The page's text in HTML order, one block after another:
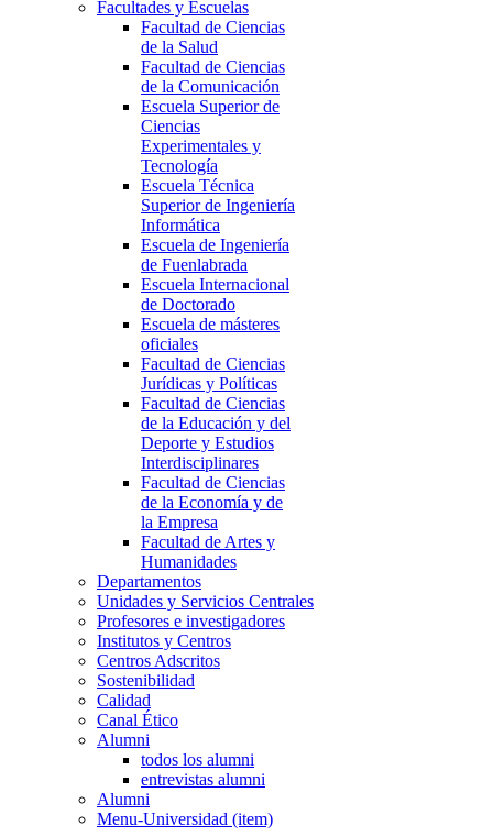
Facultades y Escuelas
Facultad de Ciencias
de la Salud
Facultad de Ciencias
de la Comunicación
Escuela Superior de
Ciencias
Experimentales y
Tecnología
Escuela Técnica
Superior de Ingeniería
Informática
Escuela de Ingeniería
de Fuenlabrada
Escuela Internacional
de Doctorado
Escuela de másteres
oficiales
Facultad de Ciencias
Jurídicas y Políticas
Facultad de Ciencias
de la Educación y del
Deporte y Estudios
Interdisciplinares
Facultad de Ciencias
de la Economía y de
la Empresa
Facultad de Artes y
Humanidades
Departamentos
Unidades y Servicios Centrales
Profesores e investigadores
Institutos y Centros
Centros Adscritos
Sostenibilidad
Calidad
Canal Ético
Alumni
todos los alumni
entrevistas alumni
Alumni
Menu-Universidad (item)